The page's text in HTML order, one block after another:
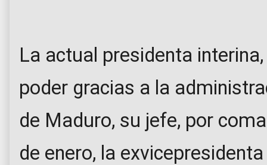
La actual presidenta interina,
poder gracias a la
de Maduro, su jefe, por
de enero, la